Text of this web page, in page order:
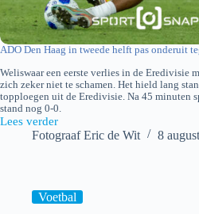
ADO Den Haag in tweede helft pas onderuit
Weliswaar een eerste verlies in de Eredivisie
zich zeker niet te schamen. Het hield lang
topploegen uit de Eredivisie. Na 45 minuten
stand nog 0-0.
Lees verder
AZ
Fotograaf Eric de Wit 8
Voetbal